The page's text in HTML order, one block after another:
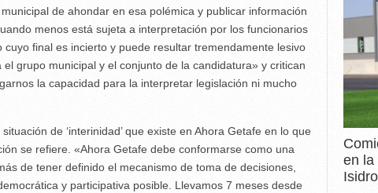
de ahondar en esa polémica y publicar información
menos está sujeta a interpretación por los funcionarios
final es incierto y puede resultar tremendamente lesivo
grupo municipal y el conjunto de la candidatura» y critican
la capacidad para la interpretar legislación ni mucho
de ‘interinidad’ que existe en Ahora Getafe en lo que
se refiere. «Ahora Getafe debe conformarse como una
de tener definido el mecanismo de toma de decisiones,
y participativa posible. Llevamos 7 meses desde
en la
Isidro